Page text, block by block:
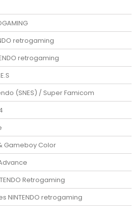
retrogaming
retrogaming
(SNES) / Super Famicom
Gameboy Color
Retrogaming
NINTENDO retrogaming